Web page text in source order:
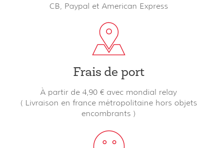
CB, Paypal et American Express
Frais de port
À partir de 4,90 € avec mondial relay
( Livraison en france métropolitaine hors objets
encombrants )